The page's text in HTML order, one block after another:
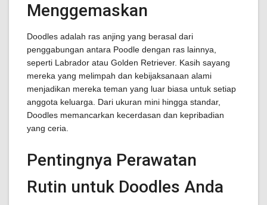
Menggemaskan
Doodles adalah ras anjing yang berasal dari
penggabungan antara Poodle dengan ras lainnya,
seperti Labrador atau Golden Retriever. Kasih sayang
mereka yang melimpah dan kebijaksanaan alami
menjadikan mereka teman yang luar biasa untuk setiap
anggota keluarga. Dari ukuran mini hingga standar,
Doodles memancarkan kecerdasan dan kepribadian
yang ceria.
Pentingnya Perawatan
Rutin untuk Doodles Anda